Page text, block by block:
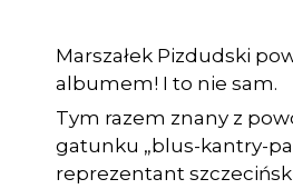
Marszałek Pizdudski
albumem! I to nie sam.
Tym razem znany z
gatunku „blus-kantry-
reprezentant